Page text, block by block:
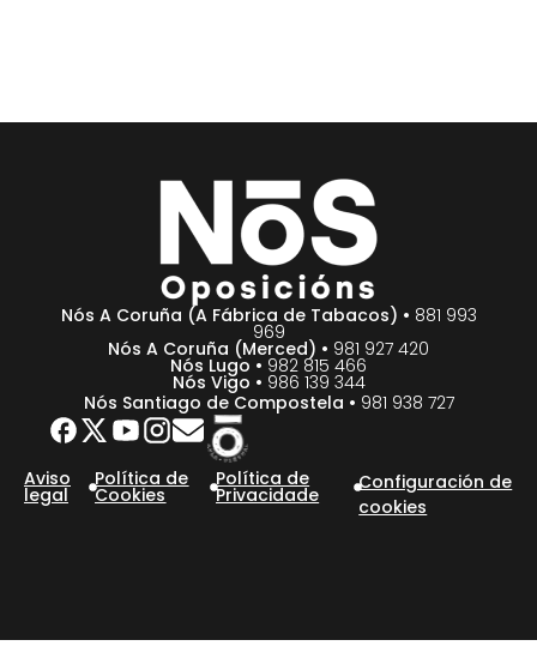
Nós A Coruña (A Fábrica de Tabacos) • 881 993
969
Nós A Coruña (Merced) • 981 927 420
Nós Lugo • 982 815 466
Nós Vigo • 986 139 344
Nós Santiago de Compostela • 981 938 727
Aviso
legal
Política de
Cookies
Política de
Privacidade
Configuración de
cookies